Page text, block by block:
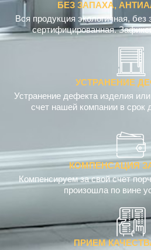
БЕЗ ЗАПАХА,
Вся продукция экологичная, без
сертифицированная.
УСТРАНЕНИЕ
Устранение дефекта изделия
счет нашей компании в срок
КОМПЕНСАЦИЯ
Компенсируем за свой счет
произошла по вине
ПРИЕМ